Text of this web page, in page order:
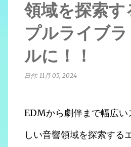
領域を探索
プルライブ
ルに！！
日付: 11月 05, 2024
EDMから劇伴まで幅広
しい音響領域を探索す